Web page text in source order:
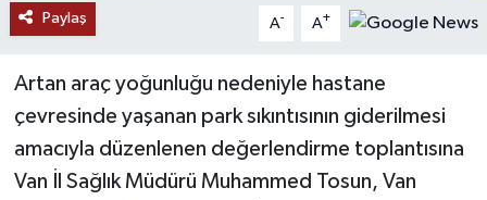
Paylaş A- A+
Artan araç yoğunluğu nedeniyle hastane
çevresinde yaşanan park sıkıntısının giderilmesi
amacıyla düzenlenen değerlendirme toplantısına
Van İl Sağlık Müdürü Muhammed Tosun, Van